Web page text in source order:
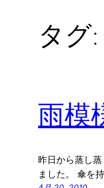
タグ
雨模
昨日から蒸し
ました。 傘を